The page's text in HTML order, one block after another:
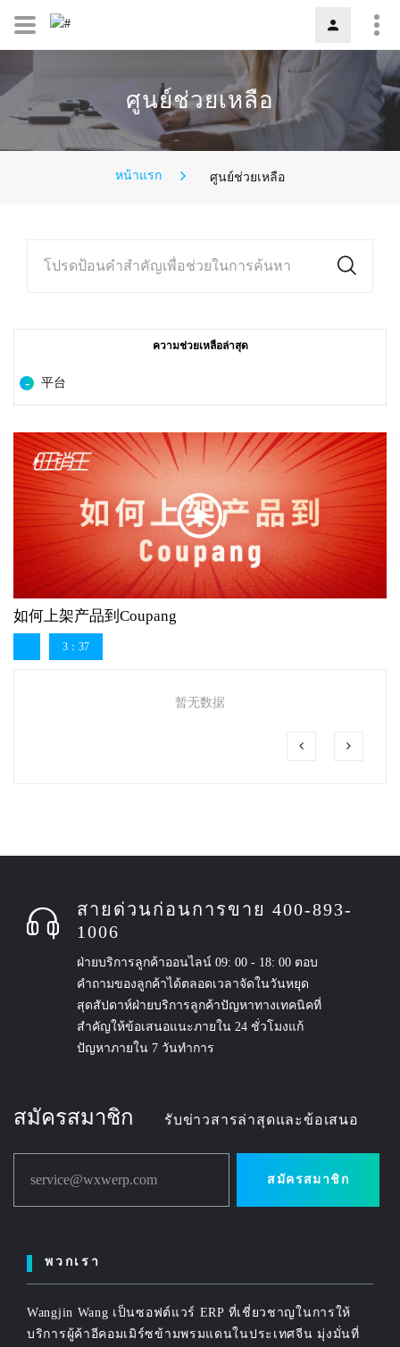
ศูนย์ช่วยเหลือ
หน้าแรก ศูนย์ช่วยเหลือ
โปรดป้อนคำสำคัญเพื่อช่วยในการค้นหา
ความช่วยเหลือล่าสุด
平台
如何上架产品到Coupang
3：37
暂无数据
สายด่วนก่อนการขาย 400-893-
1006
ฝ่ายบริการลูกค้าออนไลน์ 09: 00 - 18: 00 ตอบ
คำถามของลูกค้าได้ตลอดเวลาจัดในวันหยุด
สุดสัปดาห์ฝ่ายบริการลูกค้าปัญหาทางเทคนิคที่
สำคัญให้ข้อเสนอแนะภายใน 24 ชั่วโมงแก้
ปัญหาภายใน 7 วันทำการ
สมัครสมาชิก รับข่าวสารล่าสุดและข้อเสนอ
service@wxwerp.com สมัครสมาชิก
พวกเรา
Wangjin Wang เป็นซอฟต์แวร์ ERP ที่เชี่ยวชาญในการให้
บริการผู้ค้าอีคอมเมิร์ซข้ามพรมแดนในประเทศจีน มุ่งมั่นที่